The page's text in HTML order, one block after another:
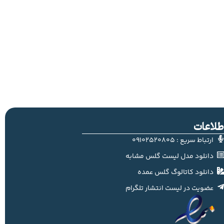
ارتباط سریع : 09102520805
دانلود مدل لیست گلس مشابه
دانلود کاتالوگ گلس عمده
عضویت در لیست انتشار تلگرام